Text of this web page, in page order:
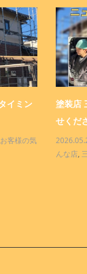
イミン
お客様の気
塗装店
せくだ
んな店,